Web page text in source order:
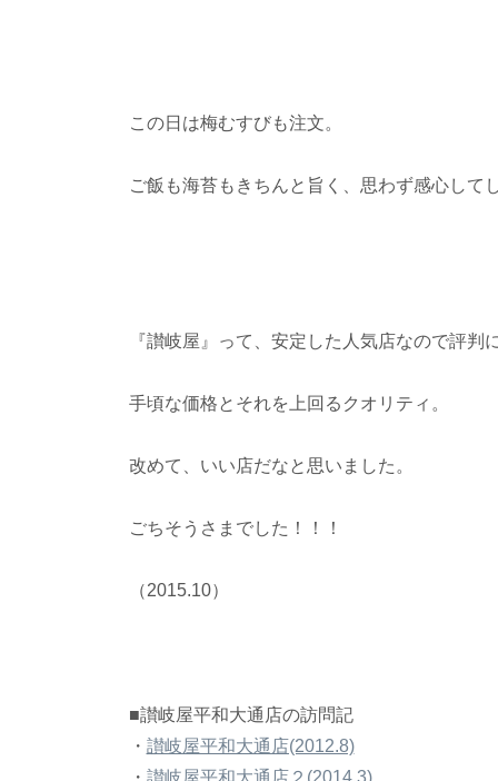
この日は梅むすびも注文。
ご飯も海苔もきちんと旨く、思わず感心して
『讃岐屋』って、安定した人気店なので評
手頃な価格とそれを上回るクオリティ。
改めて、いい店だなと思いました。
ごちそうさまでした！！！
（2015.10）
■讃岐屋平和大通店の訪問記
・ 讃岐屋平和大通店(2012.8)